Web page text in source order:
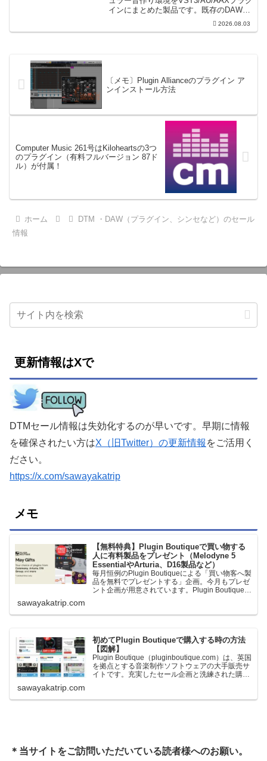
インにまとめた製品です。既存のDAWを
乗り換えることなく、68種類のシンセや
エフェクト、CV配線をそのままトラック
2026.08.03
〔メモ〕Plugin Allianceのプラグイン ア
ンインストール方法
Computer Music 261号はKiloheartsの3つ
のプラグイン（有料フルバージョン 87ド
ル）が付属！
ホーム
DTM ・DAW（プラグイン、シンセなど）のセール
情報
更新情報はXで
DTMセール情報は失効化するのが早いです。早期に情報
を確保されたい方はX（旧Twitter）の更新情報 をご活用く
ださい。
https://x.com/sawayakatrip
メモ
【無料特典】Plugin Boutiqueで買い物する
人に有料製品をプレゼント（Melodyne 5
EssentialやArturia、D16製品など）
毎月恒例のPlugin Boutiqueによる「買い物客へ製
品を無料でプレゼントする」企画。今月もプレゼ
ント企画が用意されています。Plugin Boutiqueで
ます。＊無料配布終了予定日：日本時間：
sawayakatrip.com
初めてPlugin Boutiqueで購入する時の方法
【図解】
Plugin Boutique（pluginboutique.com）は、英国
を拠点とする音楽制作ソフトウェアの大手販売サ
イトです。充実したセール企画と洗練された購入
に知っておきたいこと価格表示に…
sawayakatrip.com
＊当サイトをご訪問いただいている読者様へのお願い。